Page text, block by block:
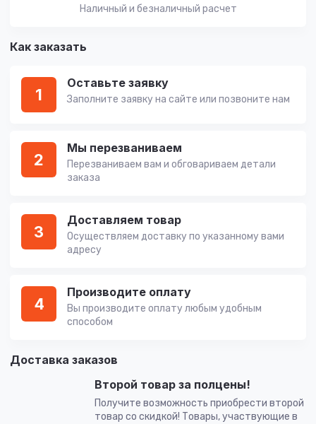
Наличный и безналичный расчет
Как заказать
1
Оставьте заявку
Заполните заявку на сайте или позвоните нам
2
Мы перезваниваем
Перезваниваем вам и обговариваем детали
заказа
3
Доставляем товар
Осуществляем доставку по указанному вами
адресу
4
Производите оплату
Вы производите оплату любым удобным
способом
Доставка заказов
Второй товар за полцены!
Получите возможность приобрести второй
товар со скидкой! Товары, участвующие в